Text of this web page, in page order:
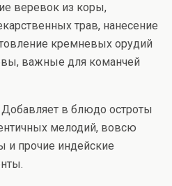
веревок из коры,
трав, нанесение
кремневых орудий
важные для команчей
в блюдо остроты
мелодий, вовсю
и прочие индейские